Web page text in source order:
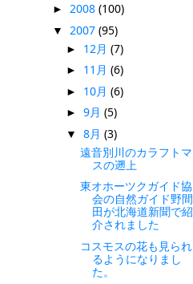
► 2008 (100)
▼ 2007 (95)
► 12月 (7)
► 11月 (6)
► 10月 (6)
► 9月 (5)
▼ 8月 (3)
遠音別川のカラフトマ
スの遡上
東オホーツクガイド協
会の自然ガイド野間
田が北海道新聞で紹
介されました
コスモスの花も見られ
るようになりまし
た。